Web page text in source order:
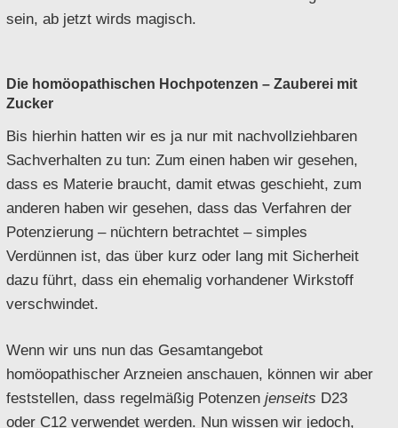
sein, ab jetzt wirds magisch.
Die homöopathischen Hochpotenzen – Zauberei mit
Zucker
Bis hierhin hatten wir es ja nur mit nachvollziehbaren
Sachverhalten zu tun: Zum einen haben wir gesehen,
dass es Materie braucht, damit etwas geschieht, zum
anderen haben wir gesehen, dass das Verfahren der
Potenzierung – nüchtern betrachtet – simples
Verdünnen ist, das über kurz oder lang mit Sicherheit
dazu führt, dass ein ehemalig vorhandener Wirkstoff
verschwindet.
Wenn wir uns nun das Gesamtangebot
homöopathischer Arzneien anschauen, können wir aber
feststellen, dass regelmäßig Potenzen jenseits D23
oder C12 verwendet werden. Nun wissen wir jedoch,